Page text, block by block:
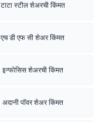
टाटा स्टील शेअरची किंमत
एच डी एफ सी शेअर किंमत
इन्फोसिस शेअरची किंमत
अदानी पॉवर शेअर किंमत